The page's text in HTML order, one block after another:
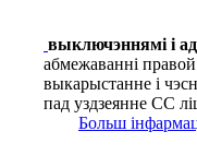
выключэннямі і
абмежаванні
выкарыстанне і
пад уздзеянне СС
Больш